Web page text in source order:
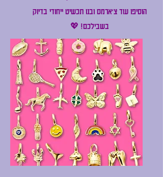
הוסיפו עוד צ'ארמס ובנו תכשיט ייחודי בדיוק
בשבילכם! 💖​